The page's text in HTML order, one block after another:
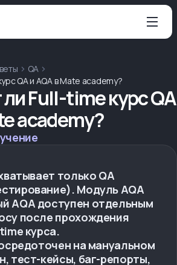
QA
QA и AQA в Mate academy?
Full-time курс QA
academy?
только QA
Модуль AQA
AQA доступен отдельным
после прохождения
курса.
на мануальном
тест-кейсы, баг-репорты,